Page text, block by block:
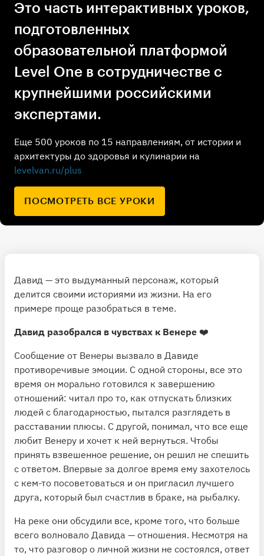
Это часть интерактивных уроков,
подготовленных
образовательной платформой
Level One в сотрудничестве с
крупнейшими российскими
экспертами.
Еще 500 уроков по 15 направлениям, от истории и
архитектуры до здоровья и кулинарии на
levelvan.ru/plus
ПОСМОТРЕТЬ ВСЕ УРОКИ
Давид — это выдуманный персонаж, который
делится своими историями из жизни. На его
примере проще разобраться в теме.
Давид разобрался в чувствах к Венере ❤️
Сообщение от Венеры вызвало в Давиде
противоречивые эмоции. С одной стороны, все это
время он морально готовился к завершению
отношений: читал про то, как отпускать близких
людей с благодарностью, пытался разглядеть в
расставании плюсы. С другой, понимал, что все еще
любит Венеру и хочет к ней вернуться. Чтобы
принять взвешенное решение, он решил не спешить
с ответом. Впервые за долгое время ему захотелось
с кем-то посоветоваться и он пригласил лучшего
друга, который был счастлив в браке, на рыбалку.
На реке они обсудили все, кроме того, что больше
всего волновало Давида — отношения. Несмотря на
то, что разговор о личной жизни не состоялся, ответ